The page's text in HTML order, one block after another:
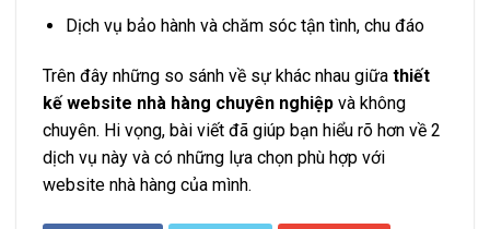
Dịch vụ bảo hành và chăm sóc tận tình, chu đáo
Trên đây những so sánh về sự khác nhau giữa thiết
kế website nhà hàng chuyên nghiệp và không
chuyên. Hi vọng, bài viết đã giúp bạn hiểu rõ hơn về 2
dịch vụ này và có những lựa chọn phù hợp với
website nhà hàng của mình.